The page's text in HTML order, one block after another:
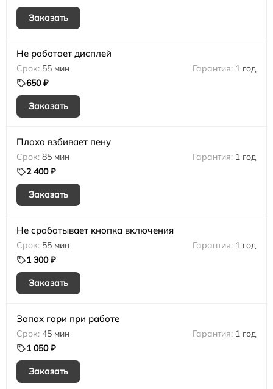
Заказать
Не работает дисплей
55 мин
1 год
650 ₽
Заказать
Плохо взбивает пену
85 мин
1 год
2 400 ₽
Заказать
Не срабатывает кнопка включения
55 мин
1 год
1 300 ₽
Заказать
Запах гари при работе
45 мин
1 год
1 050 ₽
Заказать